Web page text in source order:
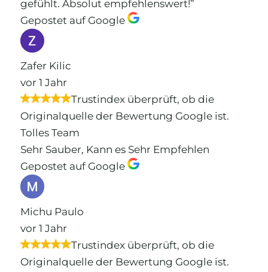
gefühlt. Absolut empfehlenswert!”
Gepostet auf Google
Zafer Kilic
vor 1 Jahr
Trustindex überprüft, ob die
Originalquelle der Bewertung Google ist.
Tolles Team
Sehr Sauber, Kann es Sehr Empfehlen
Gepostet auf Google
Michu Paulo
vor 1 Jahr
Trustindex überprüft, ob die
Originalquelle der Bewertung Google ist.